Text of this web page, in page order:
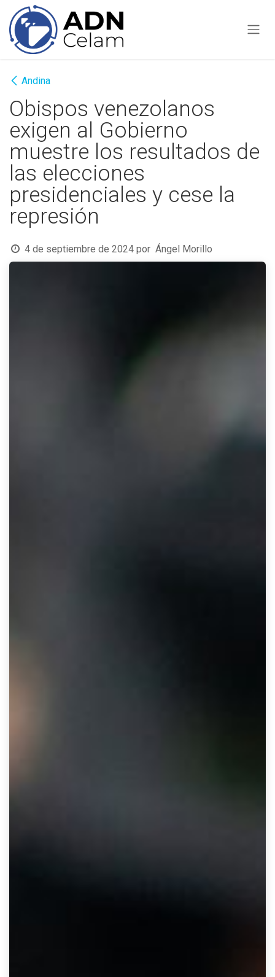
Ir al contenido
Andina
Obispos venezolanos
exigen al Gobierno
muestre los resultados de
las elecciones
presidenciales y cese la
represión
4 de septiembre de 2024 por Ángel Morillo